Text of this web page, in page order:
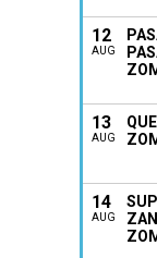
12
AUG
13
AUG
14
AUG